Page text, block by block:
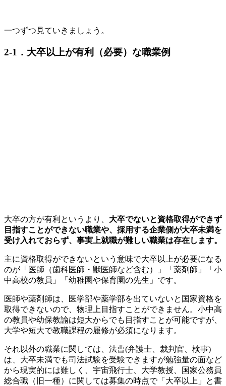
一つずつ見ていきましょう。
2-1．大卒以上が有利（必要）な職業例
大卒の方が有利というより、 大卒でないと資格取得ができず
目指すことができない職業や、採用する企業側が大卒未満を
受け入れておらず、事実上就職が難しい職業は存在します。
主に資格取得ができないという意味で大卒以上が必要になる
のが「医師（歯科医師・獣医師など含む）」「薬剤師」「小
中高校の教員」「幼稚園や保育園の先生」です。
医師や薬剤師は、医学部や薬学部を出ていないと国家資格を
取得できないので、物理上目指すことができません。小中高
の教員や幼保教諭は短大からでも目指すことが可能ですが、
大学や短大で教職課程の履修が必須になります。
それ以外の職業に関しては、法曹(弁護士、裁判官、検事)
は、大卒未満でも司法試験を受験できますが勉強量の面など
から現実的には難しく、宇宙飛行士、大学教授、国家公務員
総合職（旧一種）に関しては募集の時点で「大卒以上」と書